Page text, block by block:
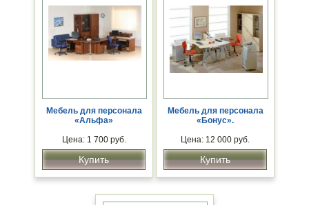
Мебель для персонала
«Альфа»
Цена: 1 700 руб.
Купить
Мебель для персонала
«Бонус».
Цена: 12 000 руб.
Купить